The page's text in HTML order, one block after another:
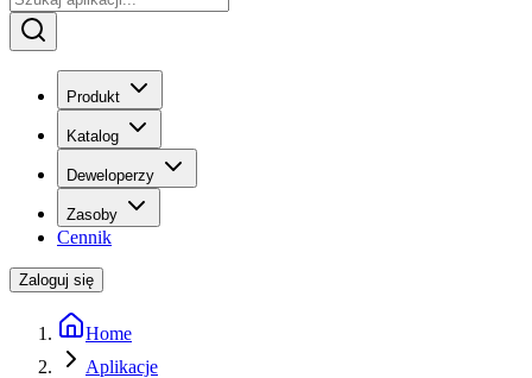
Produkt
Katalog
Deweloperzy
Zasoby
Cennik
Zaloguj się
Home
Aplikacje